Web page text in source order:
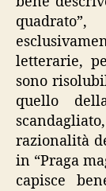
letterarie,
sono
quello
razionalità
in “Praga
capisce